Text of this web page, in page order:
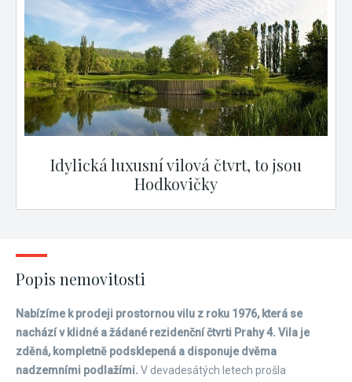
Idylická luxusní vilová čtvrt, to jsou
Hodkovičky
Popis nemovitosti
Nabízíme k prodeji prostornou vilu z roku 1976, která se
nachází v klidné a žádané rezidenční čtvrti Prahy 4. Vila je
zděná, kompletně podsklepená a disponuje dvěma
nadzemními podlažími. V devadesátých letech prošla